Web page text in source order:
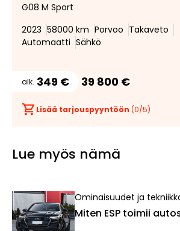
G08 M Sport
2023 58000 km Porvoo Takaveto
Automaatti Sähkö
alk. 349 € 39 800 €
Lisää tarjouspyyntöön (0/5)
Lue myös nämä
Ominaisuudet ja
Miten ESP toimii